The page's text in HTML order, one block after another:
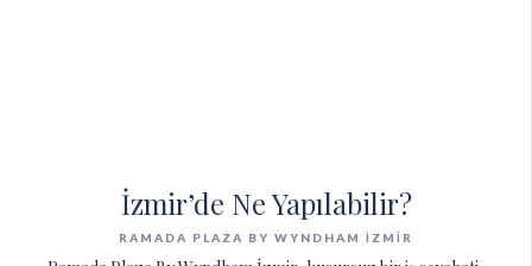
İzmir’de Ne Yapılabilir?
RAMADA PLAZA BY WYNDHAM İZMIR